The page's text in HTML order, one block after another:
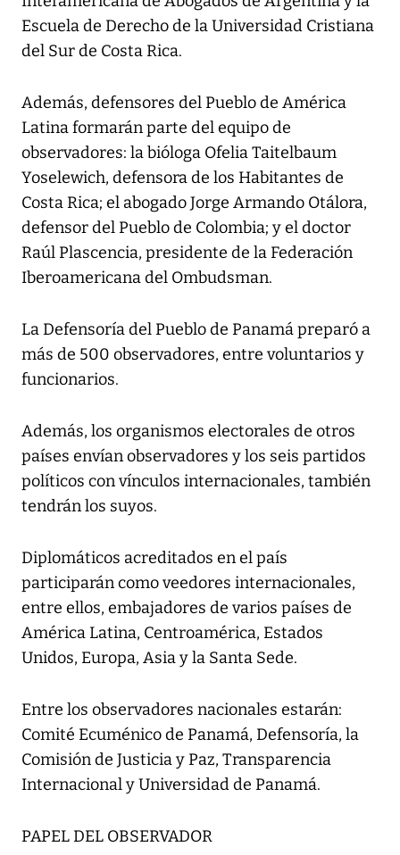
Escuela de Derecho de la Universidad Cristiana
del Sur de Costa Rica.
Además, defensores del Pueblo de América
Latina formarán parte del equipo de
observadores: la bióloga Ofelia Taitelbaum
Yoselewich, defensora de los Habitantes de
Costa Rica; el abogado Jorge Armando Otálora,
defensor del Pueblo de Colombia; y el doctor
Raúl Plascencia, presidente de la Federación
Iberoamericana del Ombudsman.
La Defensoría del Pueblo de Panamá preparó a
más de 500 observadores, entre voluntarios y
funcionarios.
Además, los organismos electorales de otros
países envían observadores y los seis partidos
políticos con vínculos internacionales, también
tendrán los suyos.
Diplomáticos acreditados en el país
participarán como veedores internacionales,
entre ellos, embajadores de varios países de
América Latina, Centroamérica, Estados
Unidos, Europa, Asia y la Santa Sede.
Entre los observadores nacionales estarán:
Comité Ecuménico de Panamá, Defensoría, la
Comisión de Justicia y Paz, Transparencia
Internacional y Universidad de Panamá.
PAPEL DEL OBSERVADOR